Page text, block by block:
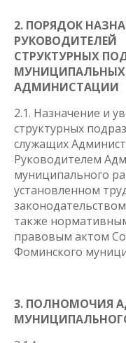
2. ПОРЯДОК
РУКОВОДИТЕЛЕЙ
СТРУКТУРНЫХ
АДМИНИСТАЦИИ
2.1. Назначение и
структурных
служащих
Руководителем
муниципального
установленном
также
правовым актом
Фоминского
3. ПОЛНОМОЧИЯ